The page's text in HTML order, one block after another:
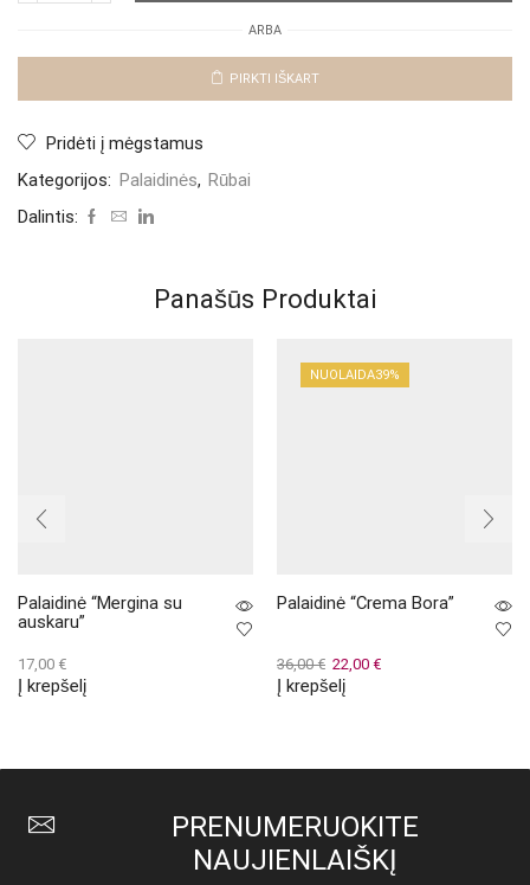
"Lumina
ARBA
PIRKTI IŠKART
Pridėti į mėgstamus
Kategorijos: Palaidinės, Rūbai
Dalintis:
Panašūs Produktai
Palaidinė “Mergina su
auskaru”
17,00 €
Į krepšelį
NUOLAIDA39%
Palaidinė “Crema Bora”
36,00€ Original
price
22,00 €Current
Į krepšelį
PRENUMERUOKITE
NAUJIENLAIŠKĮ